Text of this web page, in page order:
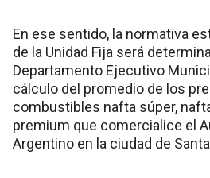
En ese sentido, la normativa
de la Unidad Fija será
Departamento Ejecutivo
cálculo del promedio de los
combustibles nafta súper,
premium que comercialice el
Argentino en la ciudad de Santa